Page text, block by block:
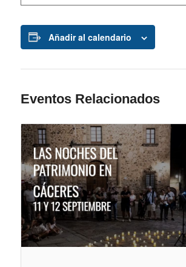
Añadir al calendario
Eventos Relacionados